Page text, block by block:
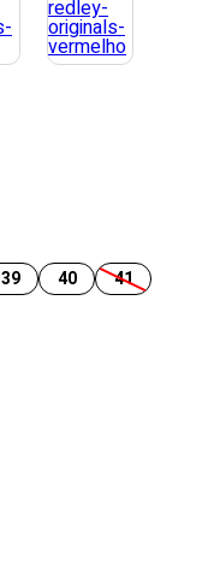
39 40
41